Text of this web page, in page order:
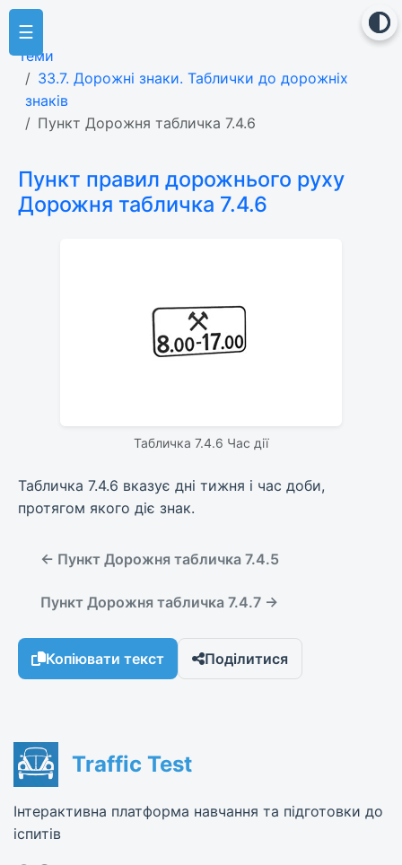
☰
Теми
33.7. Дорожні знаки. Таблички до дорожніх
знаків
Пункт Дорожня табличка 7.4.6
Пункт правил дорожнього руху
Дорожня табличка 7.4.6
Табличка 7.4.6 Час дії
Табличка 7.4.6 вказує дні тижня і час доби,
протягом якого діє знак.
← Пункт Дорожня табличка 7.4.5
Пункт Дорожня табличка 7.4.7 →
Копіювати текст Поділитися
Traffic Test
Інтерактивна платформа навчання та підготовки до
іспитів